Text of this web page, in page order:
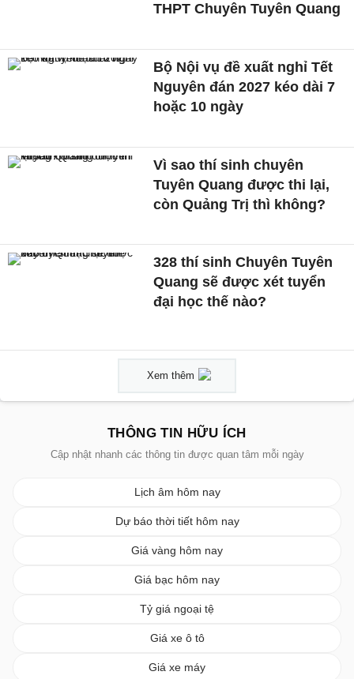
THPT Chuyên Tuyên Quang
Bộ Nội vụ đề xuất nghỉ Tết
Nguyên đán 2027 kéo dài 7
hoặc 10 ngày
Vì sao thí sinh chuyên
Tuyên Quang được thi lại,
còn Quảng Trị thì không?
328 thí sinh Chuyên Tuyên
Quang sẽ được xét tuyển
đại học thế nào?
Xem thêm
THÔNG TIN HỮU ÍCH
Cập nhật nhanh các thông tin được quan tâm mỗi ngày
Lịch âm hôm nay
Dự báo thời tiết hôm nay
Giá vàng hôm nay
Giá bạc hôm nay
Tỷ giá ngoại tệ
Giá xe ô tô
Giá xe máy